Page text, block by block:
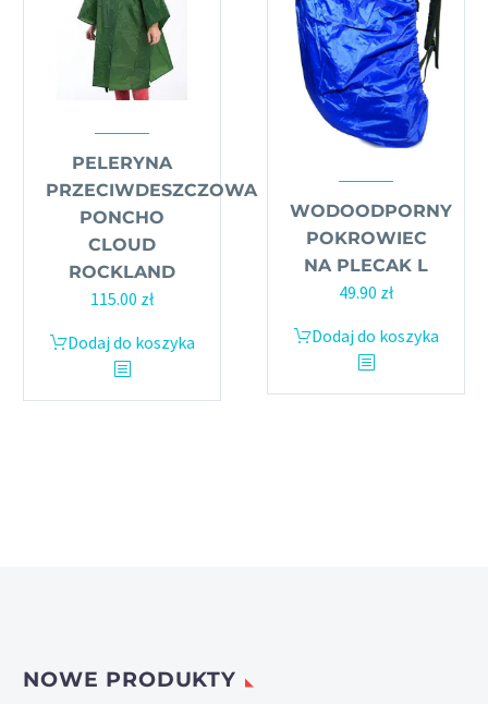
PELERYNA
PRZECIWDESZCZOWA
PONCHO
CLOUD
ROCKLAND
Pierwotna
wynosiła:
139.00 zł.
115.00 złAktualna
wynosi:
Dodaj do koszyka
WODOODPORNY
POKROWIEC
NA PLECAK L
49.90 zł
Dodaj do koszyka
NOWE PRODUKTY